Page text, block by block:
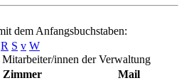
dem Anfangsbuchstaben:
R S v W
innen der Verwaltung
Zimmer Mail